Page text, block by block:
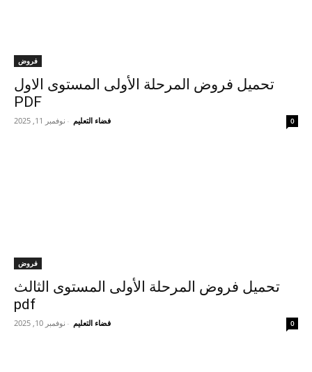
فروض
تحميل فروض المرحلة الأولى المستوى الاول
PDF
فضاء التعليم - نوفمبر 11, 2025 0
فروض
تحميل فروض المرحلة الأولى المستوى الثالث
pdf
فضاء التعليم - نوفمبر 10, 2025 0